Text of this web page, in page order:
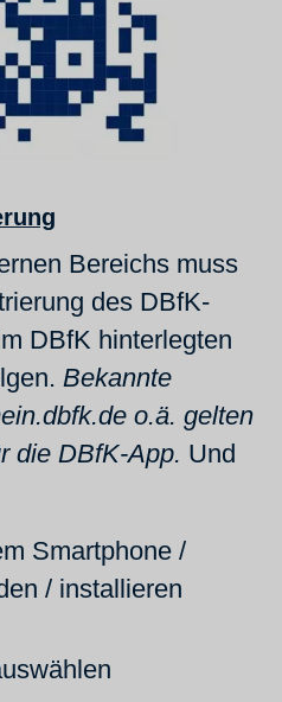
Bereichs muss
des DBfK-
DBfK hinterlegten
Bekannte
o.ä. gelten
die DBfK-App. Und
Smartphone /
/ installieren